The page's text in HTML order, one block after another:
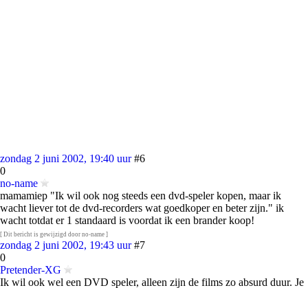
zondag 2 juni 2002, 19:40 uur #6
0
no-name
mamamiep "Ik wil ook nog steeds een dvd-speler kopen, maar ik
wacht liever tot de dvd-recorders wat goedkoper en beter zijn." ik
wacht totdat er 1 standaard is voordat ik een brander koop!
[ Dit bericht is gewijzigd door no-name ]
zondag 2 juni 2002, 19:43 uur #7
0
Pretender-XG
Ik wil ook wel een DVD speler, alleen zijn de films zo absurd duur. Je